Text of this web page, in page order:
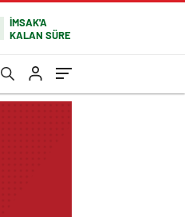
İMSAK'A
KALAN SÜRE